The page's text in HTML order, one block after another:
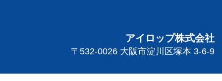
アイロップ株式会社
〒532-0026 大阪市淀川区塚本 3-6-9